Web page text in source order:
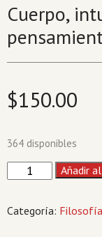
Cuerpo,
$150.00
364 disponibles
Cuerpo,
diferencia
Añadir
Categoría: Filosofía